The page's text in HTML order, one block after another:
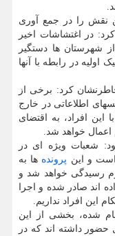
نقش را در جمع آوری
در اغتشاشات اخیر
شهرستان ها دستگیر
در رابطه با آنها
کرد: برخی از
اطلاعاتی در خارج
این افراد، به اقتضای
اعمال خواهد شد.
شعبات ویژه ای در
و این پرونده ها به
رسیدگی خواهد شد و
اند صادر شده و اجرا
افراد نداریم.
شده، بخشی از این
حضور داشته اند که در